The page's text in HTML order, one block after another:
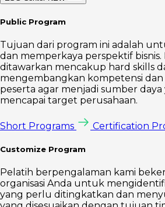
Public Program
Tujuan dari program ini adalah
dan memperkaya perspektif
ditawarkan mencakup hard skills
mengembangkan kompetensi
peserta agar menjadi sumber
mencapai target perusahaan.
Short Programs Certification
Customize Program
Pelatih berpengalaman kami
organisasi Anda untuk
yang perlu ditingkatkan dan